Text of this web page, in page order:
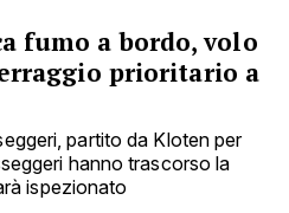
fumo a bordo, volo
prioritario a
partito da Kloten per
hanno trascorso la
ispezionato